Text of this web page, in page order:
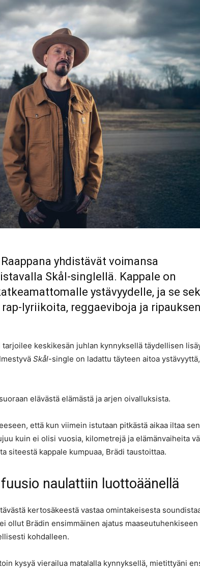
yhdistävät voimansa
Skål-singlellä. Kappale on
ystävyydelle, ja se
lyriikoita, reggaeviboja ja ripauksen
keskikesän juhlan kynnyksellä täydellisen
Skål-single on ladattu täyteen aitoa
elävästä elämästä ja arjen oivalluksista.
että kun viimein istutaan pitkästä aikaa iltaa
kuin ei olisi vuosia, kilometrejä ja elämänvaiheita
siteestä kappale kumpuaa, Brädi taustoittaa.
naulattiin luottoäänellä
kertosäkeestä vastaa omintakeisesta
ollut Brädin ensimmäinen ajatus
kohdalleen.
kysyä vierailua matalalla kynnyksellä, mietittyäni